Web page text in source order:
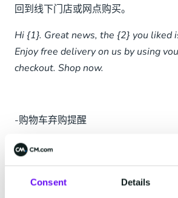
Consent Details
回到线下门店或网点购买。
Hi {1}. Great news, the {2} you liked
Enjoy free delivery on us by using
checkout. Shop now.
-购物车弃购提醒
2021年的数据显示，平均购物车的弃
一般商家会通过邮件来给用户发送提
较低。通过WhatsApp发送提醒，响